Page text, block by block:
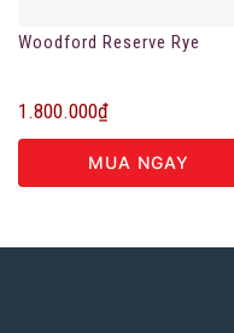
Woodford Reserve Rye
1.800.000₫
MUA NGAY